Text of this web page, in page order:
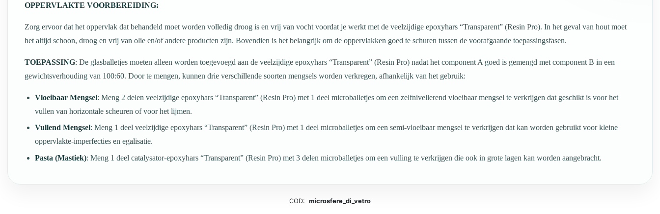
OPPERVLAKTE VOORBEREIDING:
Zorg ervoor dat het oppervlak dat behandeld moet worden volledig droog is en vrij van vocht voordat je werkt met de veelzijdige epoxyhars “Transparent” (Resin Pro). In het geval van hout moet
het altijd schoon, droog en vrij van olie en/of andere producten zijn. Bovendien is het belangrijk om de oppervlakken goed te schuren tussen de voorafgaande toepassingsfasen.
TOEPASSING: De glasballetjes moeten alleen worden toegevoegd aan de veelzijdige epoxyhars “Transparent” (Resin Pro) nadat het component A goed is gemengd met component B in een
gewichtsverhouding van 100:60. Door te mengen, kunnen drie verschillende soorten mengsels worden verkregen, afhankelijk van het gebruik:
Vloeibaar Mengsel: Meng 2 delen veelzijdige epoxyhars “Transparent” (Resin Pro) met 1 deel microballetjes om een zelfnivellerend vloeibaar mengsel te verkrijgen dat geschikt is voor het
vullen van horizontale scheuren of voor het lijmen.
Vullend Mengsel: Meng 1 deel veelzijdige epoxyhars “Transparent” (Resin Pro) met 1 deel microballetjes om een semi-vloeibaar mengsel te verkrijgen dat kan worden gebruikt voor kleine
oppervlakte-imperfecties en egalisatie.
Pasta (Mastiek): Meng 1 deel catalysator-epoxyhars “Transparent” (Resin Pro) met 3 delen microballetjes om een vulling te verkrijgen die ook in grote lagen kan worden aangebracht.
COD: microsfere_di_vetro